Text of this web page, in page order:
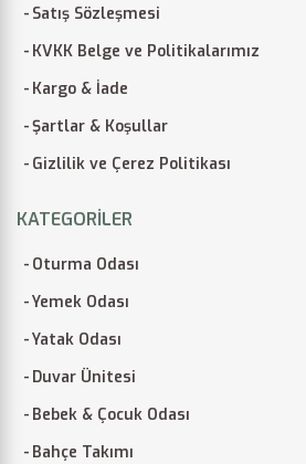
Satış Sözleşmesi
KVKK Belge ve Politikalarımız
Kargo & İade
Şartlar & Koşullar
Gizlilik ve Çerez Politikası
KATEGORILER
Oturma Odası
Yemek Odası
Yatak Odası
Duvar Ünitesi
Bebek & Çocuk Odası
Bahçe Takımı